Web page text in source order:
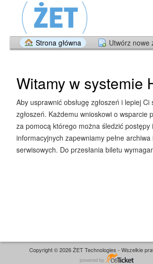
Strona główna Utwórz nowe
Witamy w systemie
Aby usprawnić obsługę zgłoszeń i lepiej
zgłoszeń. Każdemu wnioskowi o
za pomocą którego można śledzić
informacyjnych zapewniamy pełne
serwisowych. Do przesłania biletu
Copyright © 2026 ŻET Technologies - Wszelkie